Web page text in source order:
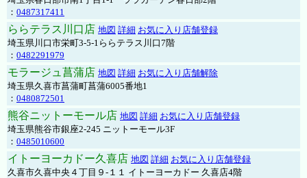
： 0487317411
ららテラス川口店 地図 詳細 お気に入り店舗登録
埼玉県川口市栄町3-5-1ららテラス川口7階
： 0482291979
モラージュ菖蒲店 地図 詳細 お気に入り店舗解除
埼玉県久喜市菖蒲町菖蒲6005番地1
： 0480872501
熊谷ニットーモール店 地図 詳細 お気に入り店舗登録
埼玉県熊谷市銀座2-245 ニットーモール3F
： 0485010600
イトーヨーカドー久喜店 地図 詳細 お気に入り店舗登録
久喜市久喜中央４丁目９-１１ イトーヨーカドー 久喜店4階